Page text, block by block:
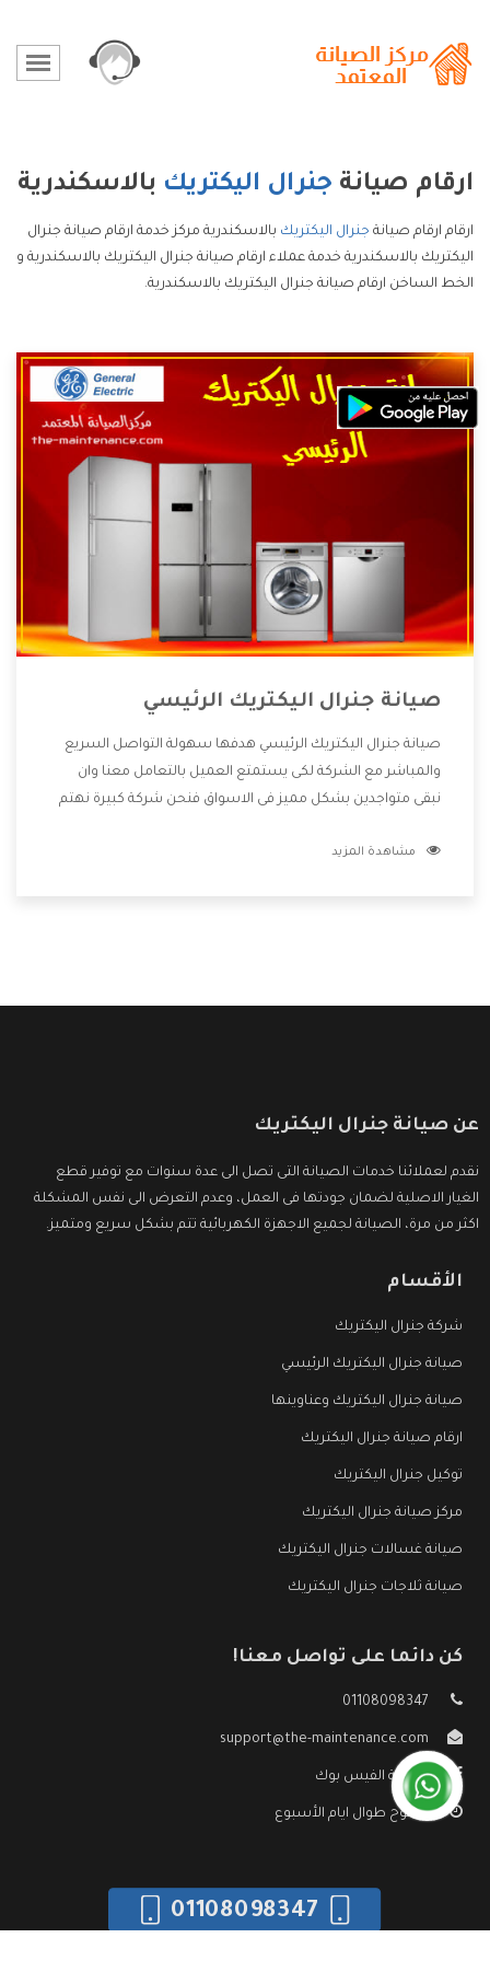
ارقام صيانة جنرال اليكتريك بالاسكندرية
ارقام ارقام صيانة جنرال اليكتريك بالاسكندرية مركز خدمة ارقام صيانة جنرال
اليكتريك بالاسكندرية خدمة عملاء ارقام صيانة جنرال اليكتريك بالاسكندرية و
الخط الساخن ارقام صيانة جنرال اليكتريك بالاسكندرية.
صيانة جنرال اليكتريك الرئيسي
صيانة جنرال اليكتريك الرئيسي هدفها سهولة التواصل السريع
والمباشر مع الشركة لكى يستمتع العميل بالتعامل معنا وان
نبقى متواجدين بشكل مميز فى الاسواق فنحن شركة كبيرة نهتم
الشركة بها والتى تكون منها خدمة الصيانة التى تكون من أهم
مشاهدة المزيد
عن صيانة جنرال اليكتريك
نقدم لعملائنا خدمات الصيانة التى تصل الى عدة سنوات مع توفير قطع
الغيار الاصلية لضمان جودتها فى العمل، وعدم التعرض الى نفس المشكلة
اكثر من مرة، الصيانة لجميع الاجهزة الكهربائية تتم بشكل سريع ومتميز.
الأقسام
شركة جنرال اليكتريك
صيانة جنرال اليكتريك الرئيسي
صيانة جنرال اليكتريك وعناوينها
ارقام صيانة جنرال اليكتريك
توكيل جنرال اليكتريك
مركز صيانة جنرال اليكتريك
صيانة غسالات جنرال اليكتريك
صيانة ثلاجات جنرال اليكتريك
كن دائما على تواصل معنا!
01108098347
support@the-maintenance.com
صفحة الفيس بوك
مفتوح طوال ايام الأسبوع
01108098347